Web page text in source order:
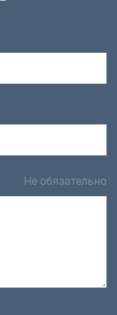
Не обязательно